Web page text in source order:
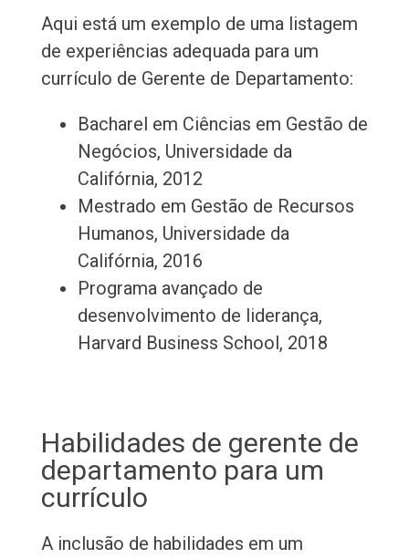
Aqui está um exemplo de uma listagem
de experiências adequada para um
currículo de Gerente de Departamento:
Bacharel em Ciências em Gestão de
Negócios, Universidade da
Califórnia, 2012
Mestrado em Gestão de Recursos
Humanos, Universidade da
Califórnia, 2016
Programa avançado de
desenvolvimento de liderança,
Harvard Business School, 2018
Habilidades de gerente de
departamento para um
currículo
A inclusão de habilidades em um